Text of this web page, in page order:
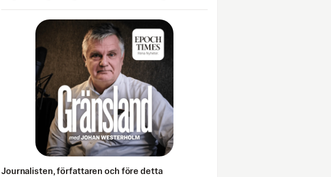
Journalisten, författaren och före detta